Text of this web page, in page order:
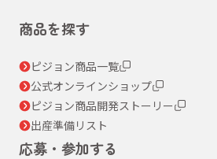
商品を探す
ピジョン商品一覧
公式オンラインショップ
ピジョン商品開発ストーリー
出産準備リスト
応募・参加する